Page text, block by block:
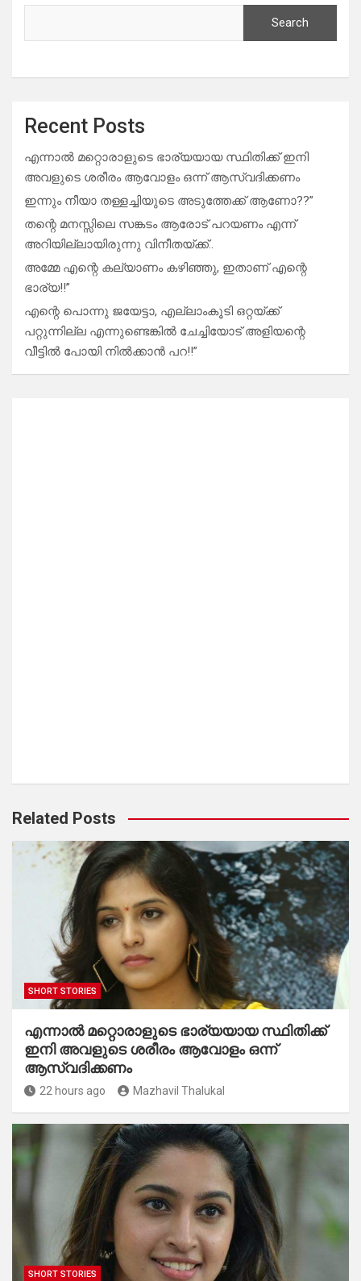
Search
Recent Posts
എന്നാൽ മറ്റൊരാളുടെ ഭാര്യയായ സ്ഥിതിക്ക് ഇനി
അവളുടെ ശരീരം ആവോളം ഒന്ന് ആസ്വദിക്കണം
ഇന്നും നീയാ തള്ളച്ചിയുടെ അടുത്തേക്ക് ആണോ??”
തന്റെ മനസ്സിലെ സങ്കടം ആരോട് പറയണം എന്ന്
അറിയില്ലായിരുന്നു വിനീതയ്ക്ക്..
അമ്മേ എന്റെ കല്യാണം കഴിഞ്ഞു, ഇതാണ് എന്റെ
ഭാര്യ!!”
എന്റെ പൊന്നു ജയേട്ടാ, എല്ലാംകൂടി ഒറ്റയ്ക്ക്
പറ്റുന്നില്ല എന്നുണ്ടെങ്കിൽ ചേച്ചിയോട് അളിയന്റെ
വീട്ടിൽ പോയി നിൽക്കാൻ പറ!!”
Related Posts
SHORT STORIES
എന്നാൽ മറ്റൊരാളുടെ ഭാര്യയായ സ്ഥിതിക്ക്
ഇനി അവളുടെ ശരീരം ആവോളം ഒന്ന്
ആസ്വദിക്കണം
22 hours ago Mazhavil Thalukal
SHORT STORIES